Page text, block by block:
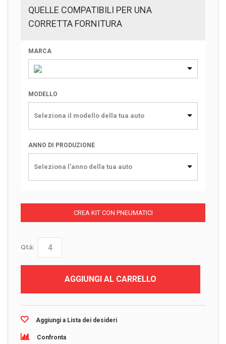
QUELLE COMPATIBILI PER UNA
CORRETTA FORNITURA
MARCA
MODELLO
Seleziona il modello della tua auto
ANNO DI PRODUZIONE
Seleziona l'anno della tua auto
CREA KIT CON PNEUMATICI
Qtà:
AGGIUNGI AL CARRELLO
Aggiungi a Lista dei desideri
Confronta